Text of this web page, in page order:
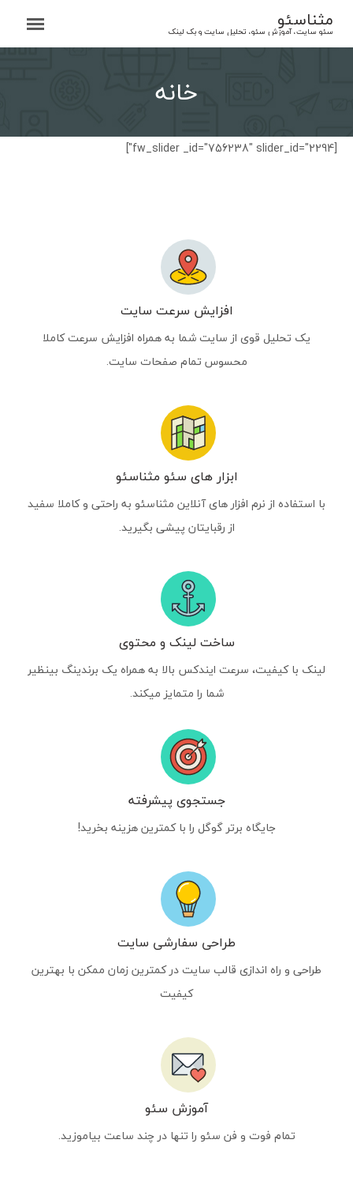
content
مثناسئو
سئو سایت، آموزش سئو، تحلیل سایت و بک لینک
خانه
[fw_slider _id="756238" slider_id="2294"]
افزایش سرعت سایت
یک تحلیل قوی از سایت شما به همراه افزایش سرعت کاملا
محسوس تمام صفحات سایت.
ابزار های سئو مثناسئو
با استفاده از نرم افزار های آنلاین مثناسئو به راحتی و کاملا سفید
از رقبایتان پیشی بگیرید.
ساخت لینک و محتوی
لینک با کیفیت، سرعت ایندکس بالا به همراه یک برندینگ بینظیر
شما را متمایز میکند.
جستجوی پیشرفته
جایگاه برتر گوگل را با کمترین هزینه بخرید!
طراحی سفارشی سایت
طراحی و راه اندازی قالب سایت در کمترین زمان ممکن با بهترین
کیفیت
آموزش سئو
تمام فوت و فن سئو را تنها در چند ساعت بیاموزید.